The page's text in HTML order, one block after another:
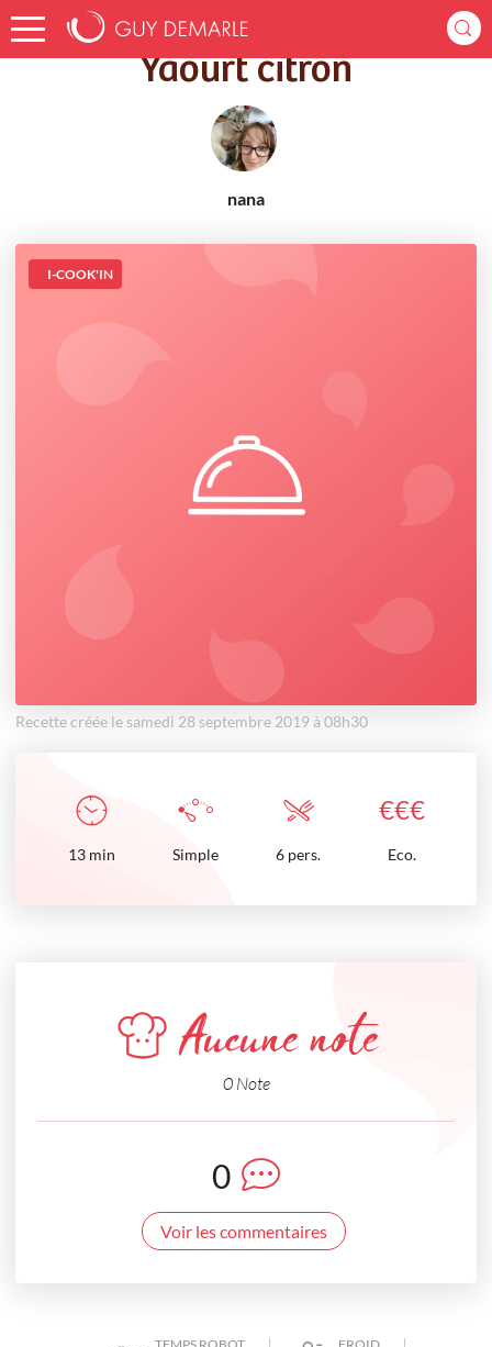
Accueil Recettes Yaourt citron
Yaourt citron
nana
I-COOK'IN
Recette créée le samedi 28 septembre 2019 à 08h30
€€€
13 min Simple 6 pers. Eco.
Aucune note
0 Note
0
Voir les commentaires